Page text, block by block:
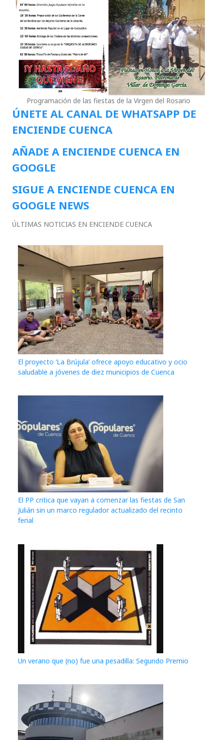
Programación de las fiestas de la Virgen del Rosario
ÚNETE AL CANAL DE WHATSAPP DE
ENCIENDE CUENCA
AÑADE A ENCIENDE CUENCA EN
GOOGLE
SIGUE A ENCIENDE CUENCA EN
GOOGLE NEWS
ÚLTIMAS NOTICIAS EN ENCIENDE CUENCA
El proyecto ‘La Brújula’ ofrece apoyo educativo y ocio
saludable a jóvenes de diez municipios de Cuenca
El PP critica que vayan a comenzar las fiestas de San
Julián sin un marco regulador actualizado del recinto
ferial
Un verano que (no) fue una pesadilla: Segundo Premio